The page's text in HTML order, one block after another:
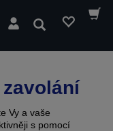
Hledat
Vy a vaše
s pomocí